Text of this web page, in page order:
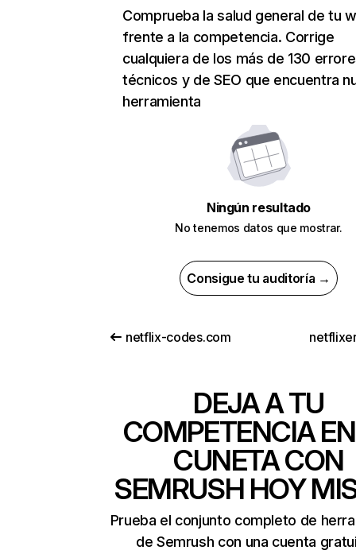
Comprueba la salud general de tu
frente a la competencia. Corrige
cualquiera de los más de 130
técnicos y de SEO que encuentra
herramienta
Ningún resultado
No tenemos datos que mostrar.
Consigue tu auditoría →
netflix-codes.com
DEJA A TU
COMPETENCIA
CUNETA CON
SEMRUSH HOY
Prueba el conjunto completo de
de Semrush con una cuenta